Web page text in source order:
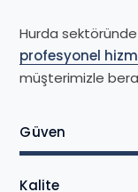
Hurda sektöründe
profesyonel
müşterimizle
Güven
Kalite